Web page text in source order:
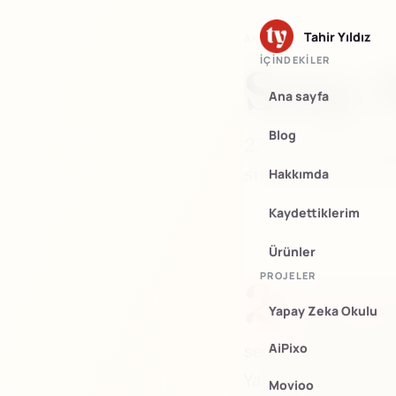
Tahir Yıldız
İÇINDEKILER
Ana sayfa
Blog
Hakkımda
Kaydettiklerim
Ürünler
PROJELER
Yapay Zeka Okulu
AiPixo
Movioo
ANA SAYFA/FOTOĞRAF
Sony
23 Mart Pazar
sınır şehrimiz
2 3 Mart Pazar
amacıyla
sebebiyle
Yaklaşık -